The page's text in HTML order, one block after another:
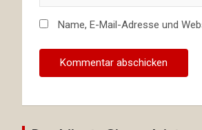
Name, E-Mail-Adresse und